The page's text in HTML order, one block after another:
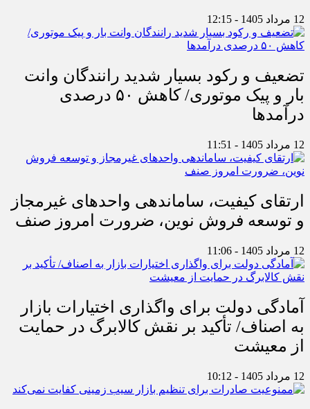
12 مرداد 1405 - 12:15
تضعیف و رکود بسیار شدید رانندگان وانت
بار و پیک موتوری/ کاهش ۵۰ درصدی
درآمدها
12 مرداد 1405 - 11:51
ارتقای کیفیت، ساماندهی واحدهای غیرمجاز
و توسعه فروش نوین، ضرورت امروز صنف
12 مرداد 1405 - 11:06
آمادگی دولت برای واگذاری اختیارات بازار
به اصناف/ تأکید بر نقش کالابرگ در حمایت
از معیشت
12 مرداد 1405 - 10:12